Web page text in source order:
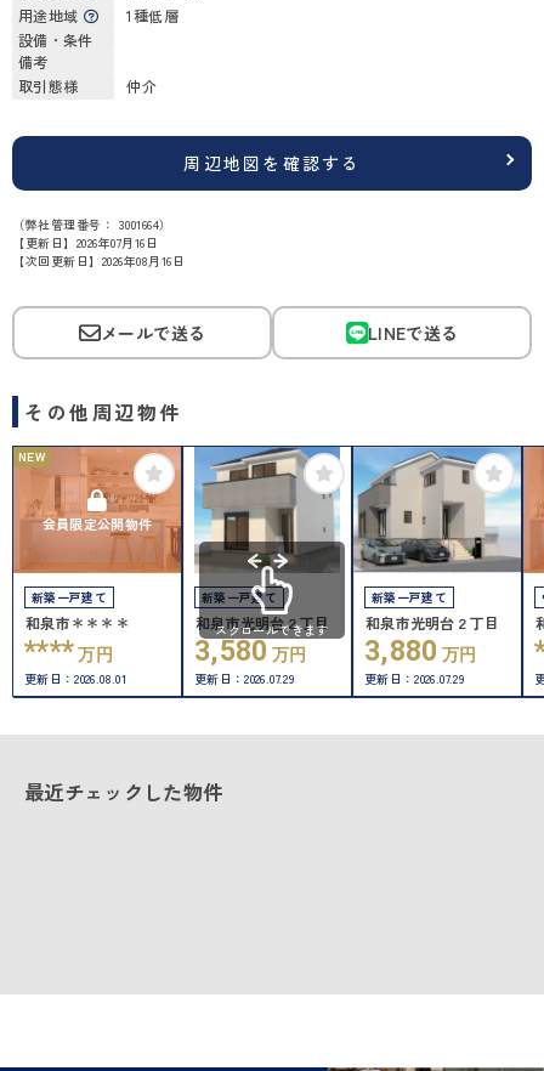
用途地域
1種低層
設備・条件
備考
取引態様
仲介
周辺地図を確認する
（弊社管理番号： 3001664）
【更新日】2026年07月16日
【次回更新日】2026年08月16日
メールで送る LINEで送る
その他周辺物件
会員限定公開物件
NEW
新築一戸建て
和泉市＊＊＊＊
**** 万円
更新日：2026.08.01
新築一戸建て
和泉市光明台２丁目
3,580 万円
更新日：2026.07.29
新築一戸建て
和泉市光明台２丁目
3,880 万円
更新日：2026.07.29
スクロールできます
最近チェックした物件